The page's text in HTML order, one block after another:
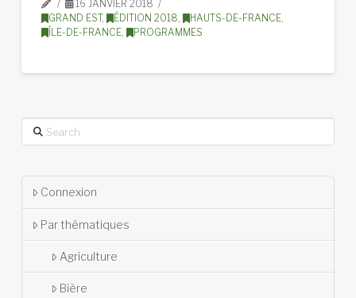
16 JANVIER 2018
GRAND EST, ÉDITION 2018 HAUTS-DE-FRANCE,
ÎLE-DE-FRANCE, PROGRAMMES
Search
Connexion
Par thématiques
Agriculture
Bière